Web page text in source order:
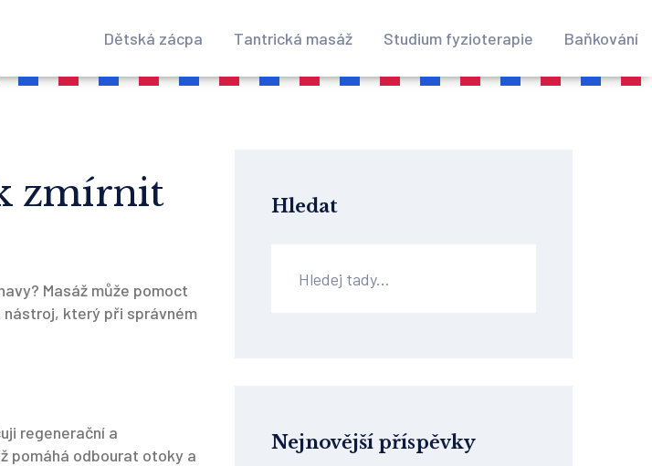
Dětská zácpa Tantrická masáž Studium fyzioterapie Baňkování
zmírnit
Masáž může pomoct
nástroj, který při správném
regenerační a
pomáhá odbourat otoky a
Hledat
Nejnovější příspěvky